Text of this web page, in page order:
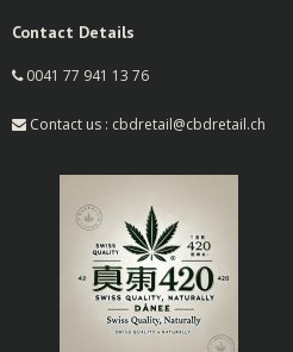
Contact Details
0041 77 941 13 76
Contact us : cbdretail@cbdretail.ch